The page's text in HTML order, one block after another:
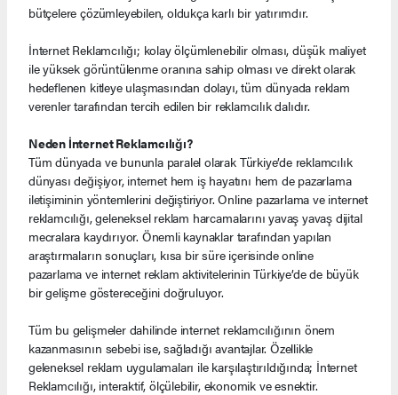
bütçelere çözümleyebilen, oldukça karlı bir yatırımdır.
İnternet Reklamcılığı; kolay ölçümlenebilir olması, düşük maliyet
ile yüksek görüntülenme oranına sahip olması ve direkt olarak
hedeflenen kitleye ulaşmasından dolayı, tüm dünyada reklam
verenler tarafından tercih edilen bir reklamcılık dalıdır.
Neden İnternet Reklamcılığı?
Tüm dünyada ve bununla paralel olarak Türkiye’de reklamcılık
dünyası değişiyor, internet hem iş hayatını hem de pazarlama
iletişiminin yöntemlerini değiştiriyor. Online pazarlama ve internet
reklamcılığı, geleneksel reklam harcamalarını yavaş yavaş dijital
mecralara kaydırıyor. Önemli kaynaklar tarafından yapılan
araştırmaların sonuçları, kısa bir süre içerisinde online
pazarlama ve internet reklam aktivitelerinin Türkiye’de de büyük
bir gelişme göstereceğini doğruluyor.
Tüm bu gelişmeler dahilinde internet reklamcılığının önem
kazanmasının sebebi ise, sağladığı avantajlar. Özellikle
geleneksel reklam uygulamaları ile karşılaştırıldığında; İnternet
Reklamcılığı, interaktif, ölçülebilir, ekonomik ve esnektir.